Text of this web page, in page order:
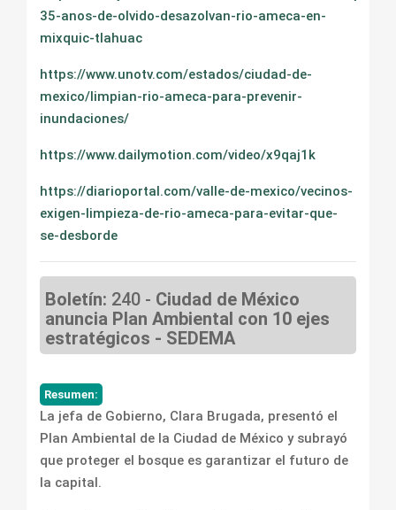
35-anos-de-olvido-desazolvan-rio-ameca-en-
mixquic-tlahuac
https://www.unotv.com/estados/ciudad-de-
mexico/limpian-rio-ameca-para-prevenir-
inundaciones/
https://www.dailymotion.com/video/x9qaj1k
https://diarioportal.com/valle-de-mexico/vecinos-
exigen-limpieza-de-rio-ameca-para-evitar-que-
se-desborde
Boletín: 240 - Ciudad de México
anuncia Plan Ambiental con 10 ejes
estratégicos - SEDEMA
Resumen:
La jefa de Gobierno, Clara Brugada, presentó el
Plan Ambiental de la Ciudad de México y subrayó
que proteger el bosque es garantizar el futuro de
la capital.